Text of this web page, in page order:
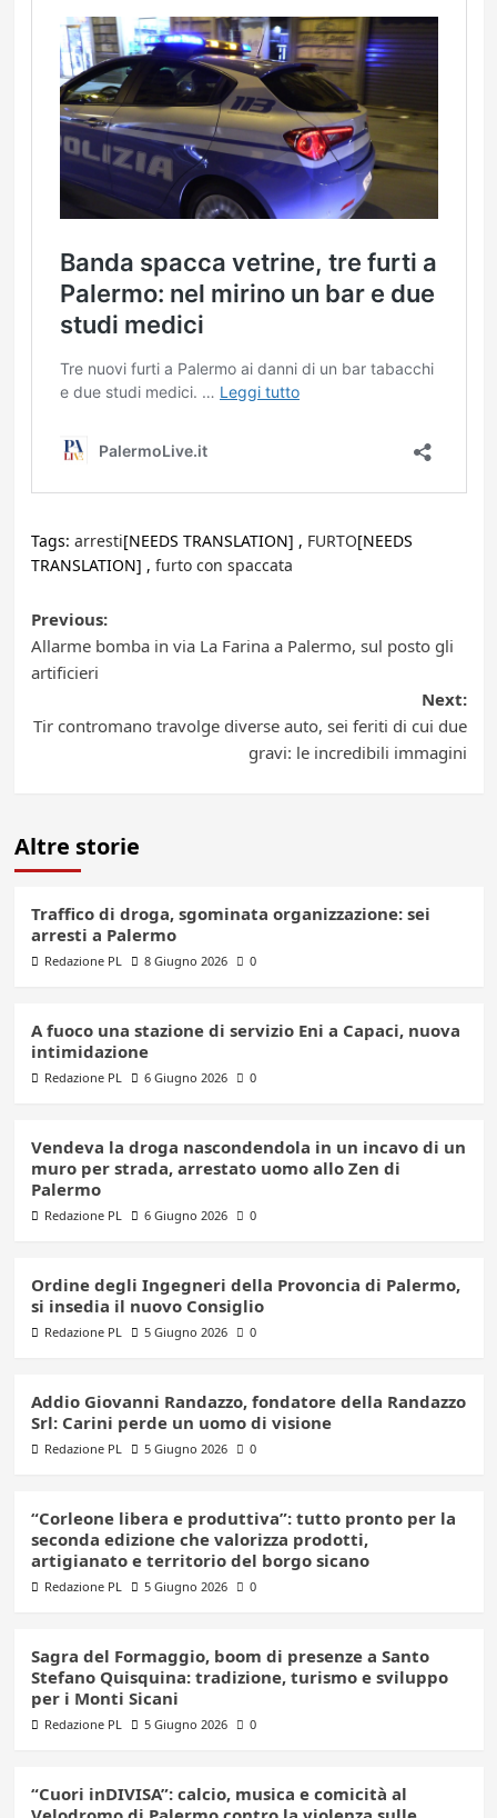
Tags: arresti[NEEDS TRANSLATION] , FURTO[NEEDS
TRANSLATION] , furto con spaccata
Post
navigation
Previous:
Allarme bomba in via La Farina a Palermo, sul posto gli
artificieri
Next:
Tir contromano travolge diverse auto, sei feriti di cui due
gravi: le incredibili immagini
Altre storie
Traffico di droga, sgominata organizzazione: sei
arresti a Palermo
Redazione PL 8 Giugno 2026 0
A fuoco una stazione di servizio Eni a Capaci, nuova
intimidazione
Redazione PL 6 Giugno 2026 0
Vendeva la droga nascondendola in un incavo di un
muro per strada, arrestato uomo allo Zen di
Palermo
Redazione PL 6 Giugno 2026 0
Ordine degli Ingegneri della Provoncia di Palermo,
si insedia il nuovo Consiglio
Redazione PL 5 Giugno 2026 0
Addio Giovanni Randazzo, fondatore della Randazzo
Srl: Carini perde un uomo di visione
Redazione PL 5 Giugno 2026 0
“Corleone libera e produttiva”: tutto pronto per la
seconda edizione che valorizza prodotti,
artigianato e territorio del borgo sicano
Redazione PL 5 Giugno 2026 0
Sagra del Formaggio, boom di presenze a Santo
Stefano Quisquina: tradizione, turismo e sviluppo
per i Monti Sicani
Redazione PL 5 Giugno 2026 0
“Cuori inDIVISA”: calcio, musica e comicità al